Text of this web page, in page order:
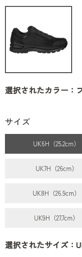
選択されたカラー：
サイズ
UK6H（25.2cm）
UK7H（26cm）
UK8H（26.9cm）
UK9H（27.7cm）
選択されたサイズ：